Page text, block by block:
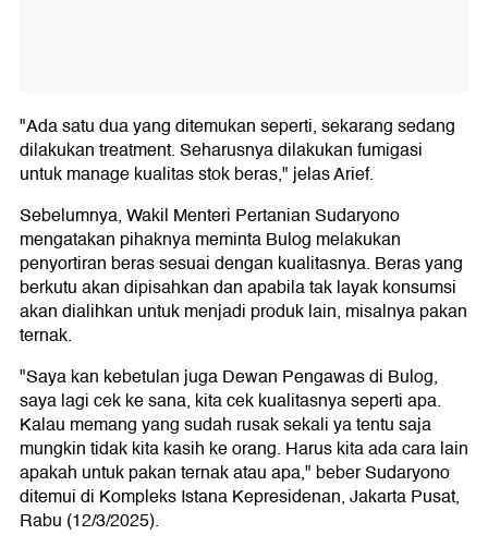
"Ada satu dua yang ditemukan seperti, sekarang sedang
dilakukan treatment. Seharusnya dilakukan fumigasi
untuk manage kualitas stok beras," jelas Arief.
Sebelumnya, Wakil Menteri Pertanian Sudaryono
mengatakan pihaknya meminta Bulog melakukan
penyortiran beras sesuai dengan kualitasnya. Beras yang
berkutu akan dipisahkan dan apabila tak layak konsumsi
akan dialihkan untuk menjadi produk lain, misalnya pakan
ternak.
"Saya kan kebetulan juga Dewan Pengawas di Bulog,
saya lagi cek ke sana, kita cek kualitasnya seperti apa.
Kalau memang yang sudah rusak sekali ya tentu saja
mungkin tidak kita kasih ke orang. Harus kita ada cara lain
apakah untuk pakan ternak atau apa," beber Sudaryono
ditemui di Kompleks Istana Kepresidenan, Jakarta Pusat,
Rabu (12/3/2025).